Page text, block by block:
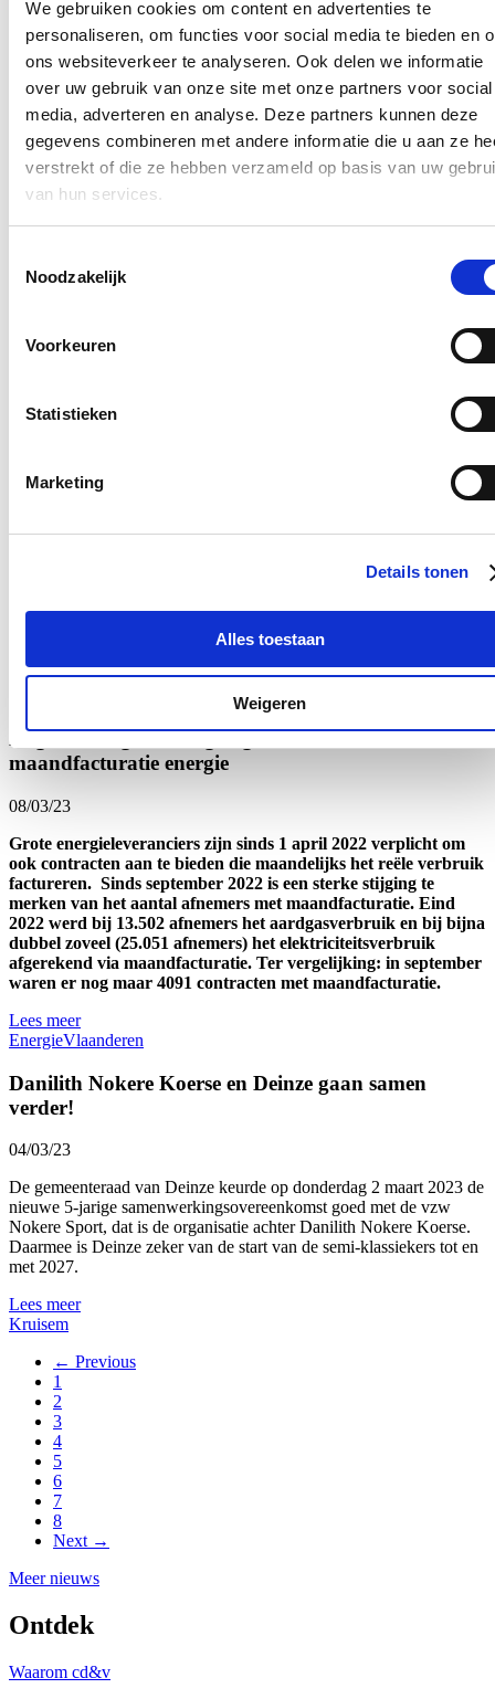
We gebruiken cookies om content en advertenties te
personaliseren, om functies voor social media te bieden en
ons websiteverkeer te analyseren. Ook delen we informatie
over uw gebruik van onze site met onze partners voor social
media, adverteren en analyse. Deze partners kunnen deze
gegevens combineren met andere informatie die u aan ze
verstrekt of die ze hebben verzameld op basis van uw
van hun services.
Noodzakelijk
Voorkeuren
Statistieken
Marketing
Details tonen
Alles toestaan
Weigeren
Lees meer
Vlaanderen
Winwin-lening kon op 10 jaar tijd al meer dan 750
miljoen euro mobiliseren
Ondernemen kan enkel mits investeren. Om daartoe de nodige
lening is daartoe al jaren een handig instrument. En dat
Robrecht Bothuyne.
EconomieOndernemen
parlement nodigt Vreg uit voor hoorzitting.
tegen het op 1 januari door de VREG ingevoerde
Robrecht Bothuyne (cd&v) ondervroeg de minister over de
gevolgen van haar nederlaag voor de rechtbank.
Lees meer
Nog te weinig Vlamingen gebruiken
maandfacturatie energie
08/03/23
Grote energieleveranciers zijn sinds 1 april 2022 verplicht om
ook contracten aan te bieden die maandelijks het reële verbruik
factureren. Sinds september 2022 is een sterke stijging te
merken van het aantal afnemers met maandfacturatie. Eind
2022 werd bij 13.502 afnemers het aardgasverbruik en bij bijna
dubbel zoveel (25.051 afnemers) het elektriciteitsverbruik
afgerekend via maandfacturatie. Ter vergelijking: in september
waren er nog maar 4091 contracten met maandfacturatie.
Lees meer
EnergieVlaanderen
Danilith Nokere Koerse en Deinze gaan samen
verder!
04/03/23
De gemeenteraad van Deinze keurde op donderdag 2 maart 2023 de
nieuwe 5-jarige samenwerkingsovereenkomst goed met de vzw
Nokere Sport, dat is de organisatie achter Danilith Nokere Koerse.
Daarmee is Deinze zeker van de start van de semi-klassiekers tot en
met 2027.
Lees meer
Kruisem
← Previous
1
2
3
4
5
6
7
8
Next →
Meer nieuws
Ontdek
Waarom cd&v